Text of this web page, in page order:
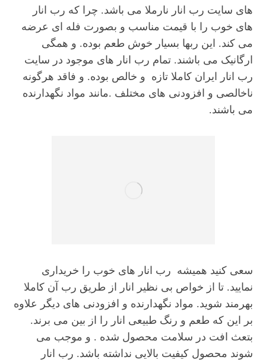
های سایت رب انار نارملا می باشد. چرا که رب انار
های خوب را با قیمت مناسب و بصورت فله ای عرضه
می کند. این ربها بسیار خوش طعم بوده. و همگی
ارگانیک می باشند. تمام رب انار های موجود در سایت
رب انار ایران کاملا تازه و خالص بوده. و فاقد هرگونه
ناخالصی و افزودنی های مختلف .مانند مواد نگهدارنده
می باشند.
سعی کنید همیشه رب انار های خوب را خریداری
نمایید. تا از خواص بی نظیر انار از طریق رب آن کاملا
بهرمند شوید. مواد نگهدارنده و افزودنی های دیگر علاوه
بر این که طعم و رنگ طبیعی انار را از بین می برند.
بتعث افت در سلامت محصول شده . و موجب می
شوند محصول کیفیت بالایی نداشته باشد. رب انار